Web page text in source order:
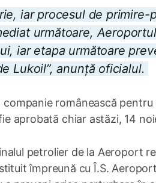
iar procesul de primire-
următoare,
iar etapa următoare
Lukoil”, anunță oficialul.
românească
aprobată chiar astăzi, 14
petrolier de la Aeroport
împreună cu Î.S.